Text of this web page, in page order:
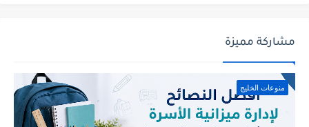
مشاركة مميزة
منوعات الخليج